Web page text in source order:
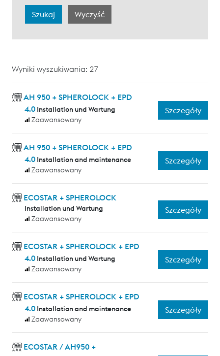
Wyniki wyszukiwania: 27
AH 950 + SPHEROLOCK + EPD
4.0 Installation und Wartung
Zaawansowany
Szczegóły
AH 950 + SPHEROLOCK + EPD
4.0 Installation and maintenance
Zaawansowany
Szczegóły
ECOSTAR + SPHEROLOCK
Installation und Wartung
Zaawansowany
Szczegóły
ECOSTAR + SPHEROLOCK + EPD
4.0 Installation und Wartung
Zaawansowany
Szczegóły
ECOSTAR + SPHEROLOCK + EPD
4.0 Installation and maintenance
Zaawansowany
Szczegóły
ECOSTAR / AH950 +